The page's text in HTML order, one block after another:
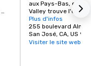
aux Pays-Bas, est
Valley trouve
New York Broadway.
ou que vous soyez
Jose, Broadway
spectacles que vous
Plus d'infos
255 boulevard
San José, CA, US
Visiter le site web